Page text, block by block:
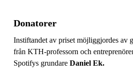
Donatorer
Instiftandet av priset möjliggjordes av
från KTH-professorn och
Spotifys grundare Daniel Ek.